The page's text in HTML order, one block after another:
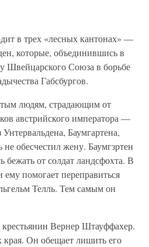
в трех «лесных кантонах» —
которые, объединившись в
Швейцарского Союза в борьбе
Габсбургов.
людям, страдающим от
австрийского императора —
Баумгартена,
обесчестил жену. Баумгзртен
от солдат ландсфохта. В
помогает переправиться
Телль. Тем самым он
Вернер Штауффахер.
Он обещает лишить его